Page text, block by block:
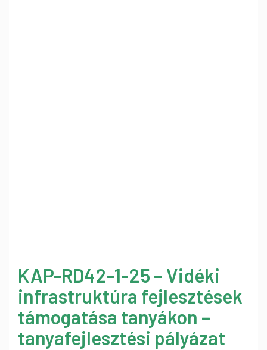
KAP-RD42-1-25 – Vidéki
infrastruktúra fejlesztések
támogatása tanyákon –
tanyafejlesztési pályázat